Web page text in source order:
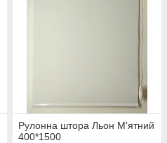
Рулонна штора Льон М'ятний
400*1500